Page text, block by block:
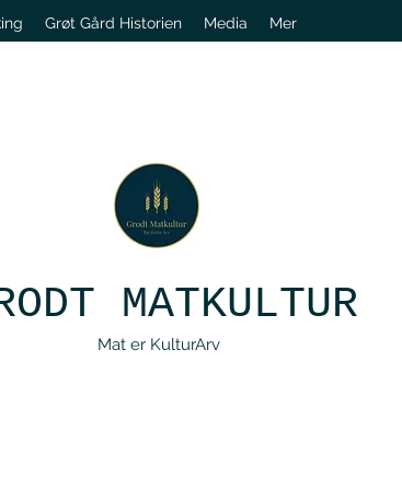
Grøt Gård Historien Media Mer
MATKULTUR
Mat er KulturArv